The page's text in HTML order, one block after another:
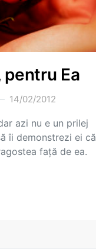
Ea
14/02/2012
azi nu e un prilej
îi demonstrezi ei că
față de ea.